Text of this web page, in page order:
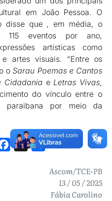
em João Pessoa. O
disse que , em média, o
115 eventos por ano,
artísticas como
artes visuais. “Entre os
oSarau Poemas e Cantos
Cidadania eLetras Vivas,
do vínculo entre o
paraibana por meio da
Facebook
X Share
Ascom/TCE-PB
13 / 05 / 2025
Fábia Carolino